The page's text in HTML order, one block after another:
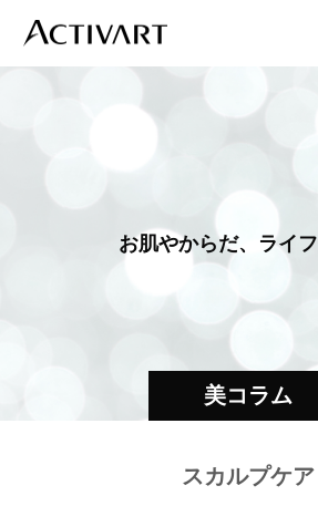
美コラム
肌やからだ、ラ イフ ス
スカルプケア